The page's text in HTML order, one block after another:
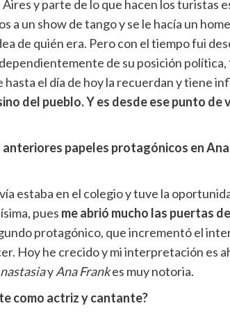
y parte de lo que hacen los turistas
a un show de tango y se le hacía un
de quién era. Pero con el tiempo fui
de su posición política,
hasta el día de hoy la recuerdan y tiene
del pueblo. Y es desde ese punto
papeles protagónicos en
estaba en el colegio y tuve la
pues me abrió mucho las puertas
protagónico, que incrementó el
Hoy he crecido y mi interpretación es
yAna Frankes muy notoria.
como actriz y cantante?